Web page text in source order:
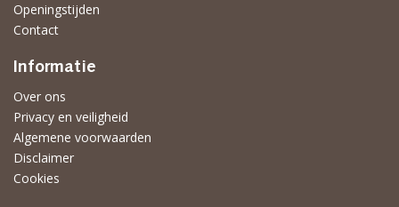
Openingstijden
Contact
Informatie
Over ons
Privacy en veiligheid
Algemene voorwaarden
Disclaimer
Cookies